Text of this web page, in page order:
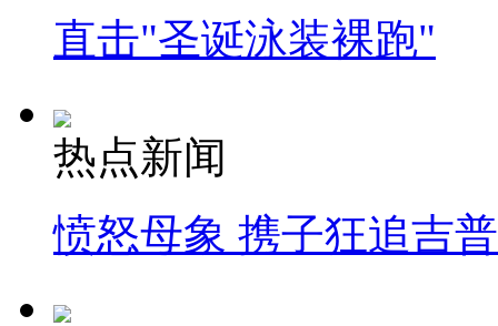
直击"圣诞泳装裸跑"
热点新闻
愤怒母象 携子狂追吉